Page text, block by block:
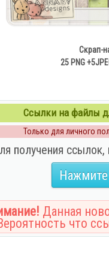
Скрап-
25 PNG
Ссылки на файлы
Только для личного
получения
Нажмите
Данная
что